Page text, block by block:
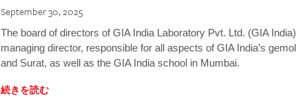
September 30, 2025
The board of directors of GIA India Laboratory Pvt. Ltd. (GIA
managing director, responsible for all aspects of GIA India’s
and Surat, as well as the GIA India school in Mumbai.
続きを読む